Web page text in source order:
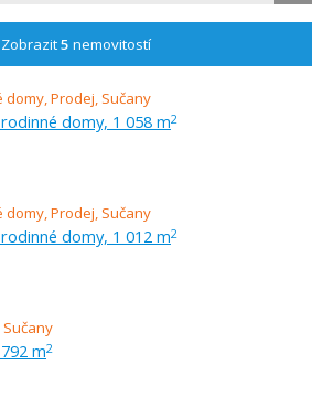
Zobrazit5 nemovitostí
domy, 1 058 m2
domy, 1 012 m2
m2